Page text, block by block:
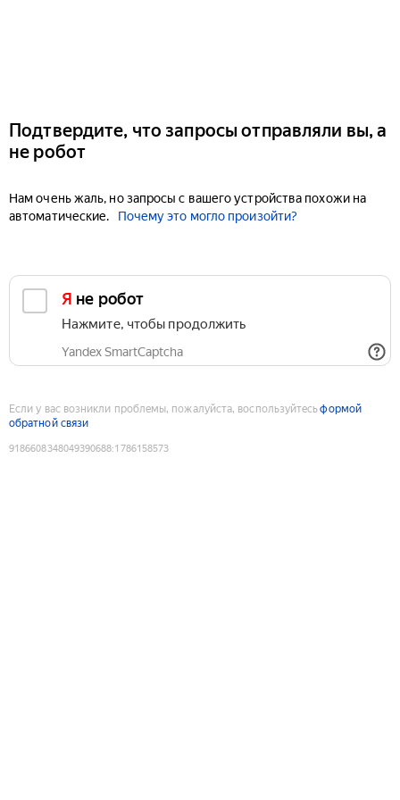
Подтвердите, что запросы отправляли вы, а
не робот
Нам очень жаль, но запросы с вашего устройства похожи на
автоматические.
Почему это могло произойти?
Я не робот
Нажмите, чтобы продолжить
Yandex SmartCaptcha
Если у вас возникли проблемы, пожалуйста, воспользуйтесьформой
обратной связи
9186608348049390688:1786158573